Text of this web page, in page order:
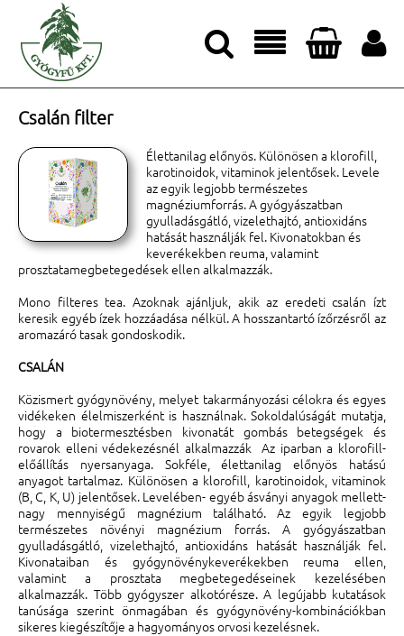




Csalán filter
Élettanilag előnyös. Különösen a klorofill,
karotinoidok, vitaminok jelentősek. Levele
az egyik legjobb természetes
magnéziumforrás. A gyógyászatban
gyulladásgátló, vizelethajtó, antioxidáns
hatását használják fel. Kivonatokban és
keverékekben reuma, valamint
prosztatamegbetegedések ellen alkalmazzák.
Mono filteres tea. Azoknak ajánljuk, akik az eredeti csalán ízt
keresik egyéb ízek hozzáadása nélkül. A hosszantartó ízőrzésről az
aromazáró tasak gondoskodik.
CSALÁN
Közismert gyógynövény, melyet takarmányozási célokra és egyes
vidékeken élelmiszerként is használnak. Sokoldalúságát mutatja,
hogy a biotermesztésben kivonatát gombás betegségek és
rovarok elleni védekezésnél alkalmazzák Az iparban a klorofill-
előállítás nyersanyaga. Sokféle, élettanilag előnyös hatású
anyagot tartalmaz. Különösen a klorofill, karotinoidok, vitaminok
(B, C, K, U) jelentősek. Levelében- egyéb ásványi anyagok mellett-
nagy mennyiségű magnézium található. Az egyik legjobb
természetes növényi magnézium forrás. A gyógyászatban
gyulladásgátló, vizelethajtó, antioxidáns hatását használják fel.
Kivonataiban és gyógynövénykeverékekben reuma ellen,
valamint a prosztata megbetegedéseinek kezelésében
alkalmazzák. Több gyógyszer alkotórésze. A legújabb kutatások
tanúsága szerint önmagában és gyógynövény-kombinációkban
sikeres kiegészítője a hagyományos orvosi kezelésnek.